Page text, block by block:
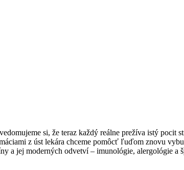
si, že teraz každý reálne prežíva istý
z úst lekára chceme pomôcť ľuďom znovu
a jej moderných odvetví – imunológie, alergológie a